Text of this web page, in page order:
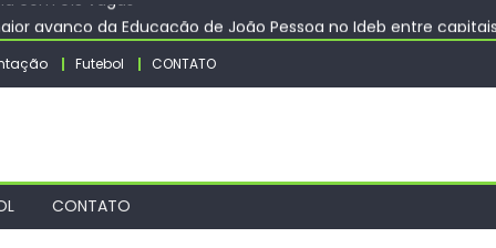
avanço da Educação de João Pessoa no Ideb entre
ação de vacinação contra a Febre Amarela na região da
e restringe cidadania por nascimento
com 913 vagas
Futebol CONTATO
CONTATO